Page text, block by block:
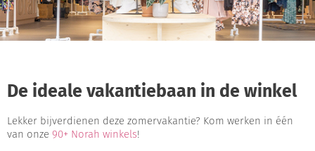
De ideale vakantiebaan in de winkel
Lekker bijverdienen deze zomervakantie? Kom werken in één
van onze 90+ Norah winkels!